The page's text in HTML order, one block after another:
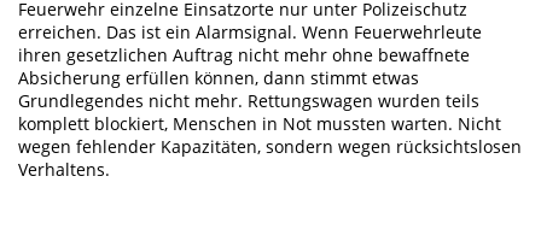
Feuerwehr einzelne Einsatzorte nur unter Polizeischutz
erreichen. Das ist ein Alarmsignal. Wenn Feuerwehrleute
ihren gesetzlichen Auftrag nicht mehr ohne bewaffnete
Absicherung erfüllen können, dann stimmt etwas
Grundlegendes nicht mehr. Rettungswagen wurden teils
komplett blockiert, Menschen in Not mussten warten. Nicht
wegen fehlender Kapazitäten, sondern wegen rücksichtslosen
Verhaltens.